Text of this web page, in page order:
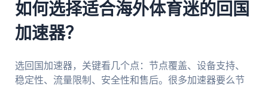
如何选择适合海外体育迷的回国
加速器？
选回国加速器，关键看几个点：节点覆盖、设备支持、
稳定性、流量限制、安全性和售后。很多加速器要么节